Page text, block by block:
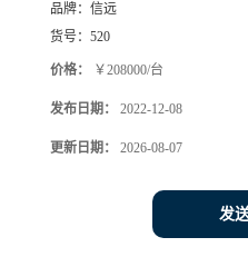
品牌： 信远
货号： 520
价格： ￥208000/台
发布日期： 2022-12-08
更新日期： 2026-08-07
发